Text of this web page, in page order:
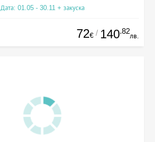
Дата: 01.05 - 30.11 + закуска
72€ / 140.82
лв.